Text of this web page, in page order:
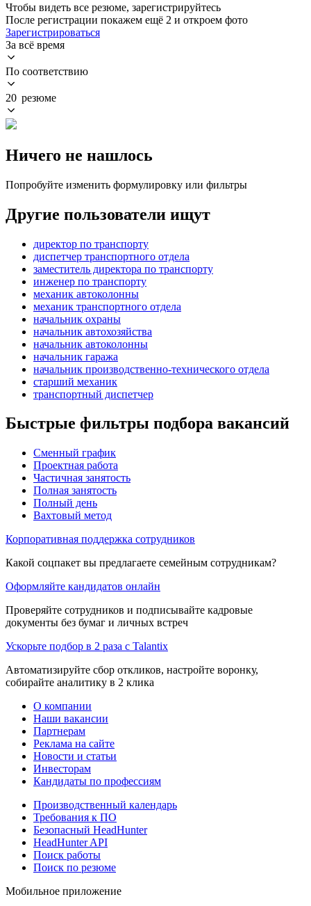
Чтобы видеть все резюме, зарегистрируйтесь
После регистрации покажем ещё 2 и откроем фото
Зарегистрироваться
За всё время
По соответствию
20 резюме
Ничего не нашлось
Попробуйте изменить формулировку или фильтры
Другие пользователи ищут
директор по транспорту
диспетчер транспортного отдела
заместитель директора по транспорту
инженер по транспорту
механик автоколонны
механик транспортного отдела
начальник охраны
начальник автохозяйства
начальник автоколонны
начальник гаража
начальник производственно-технического отдела
старший механик
транспортный диспетчер
Быстрые фильтры подбора вакансий
Сменный график
Проектная работа
Частичная занятость
Полная занятость
Полный день
Вахтовый метод
Корпоративная поддержка сотрудников
Какой соцпакет вы предлагаете семейным сотрудникам?
Оформляйте кандидатов онлайн
Проверяйте сотрудников и подписывайте кадровые
документы без бумаг и личных встреч
Ускорьте подбор в 2 раза с Talantix
Автоматизируйте сбор откликов, настройте воронку,
собирайте аналитику в 2 клика
О компании
Наши вакансии
Партнерам
Реклама на сайте
Новости и статьи
Инвесторам
Кандидаты по профессиям
Производственный календарь
Требования к ПО
Безопасный HeadHunter
HeadHunter API
Поиск работы
Поиск по резюме
Мобильное приложение